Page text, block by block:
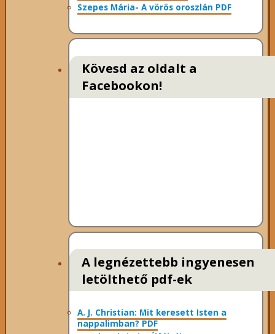
Szepes Mária- A vörös oroszlán PDF
Kövesd az oldalt a
Facebookon!
A legnézettebb ingyenesen
letölthető pdf-ek
A. J. Christian: Mit keresett Isten a
nappalimban? PDF